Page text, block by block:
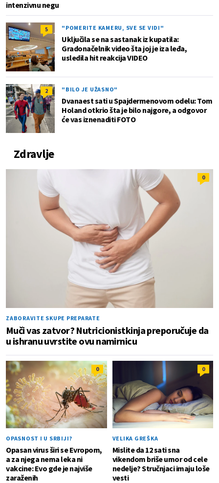
intenzivnu negu
5 "POMERITE KAMERU, SVE SE VIDI"
Uključila se na sastanak iz kupatila:
Gradonačelnik video šta joj je iza leđa,
usledila hit reakcija VIDEO
2 "BILO JE UŽASNO"
Dvanaest sati u Spajdermenovom odelu: Tom
Holand otkrio šta je bilo najgore, a odgovor
će vas iznenaditi FOTO
Zdravlje
0
ZABORAVITE SKUPE PREPARATE
Muči vas zatvor? Nutricionistkinja preporučuje da
u ishranu uvrstite ovu namirnicu
0
OPASNOST I U SRBIJI?
Opasan virus širi se Evropom,
a za njega nema leka ni
vakcine: Evo gde je najviše
zaraženih
0
VELIKA GREŠKA
Mislite da 12 sati sna
vikendom briše umor od cele
nedelje? Stručnjaci imaju loše
vesti